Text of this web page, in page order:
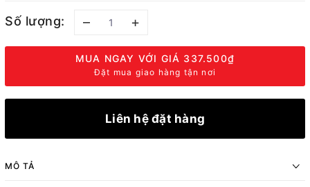
Số lượng: – +
MUA NGAY VỚI GIÁ 337.500₫
Đặt mua giao hàng tận nơi
Liên hệ đặt hàng
MÔ TẢ